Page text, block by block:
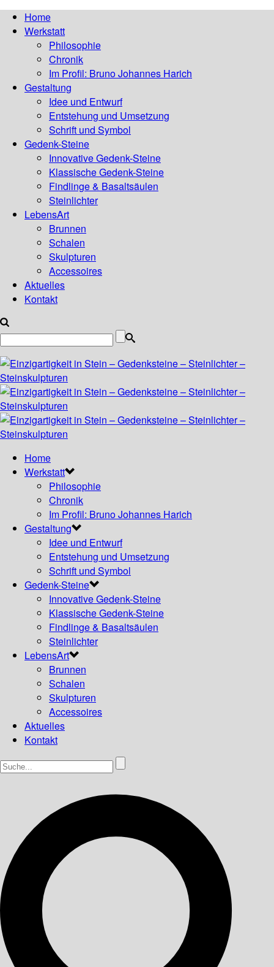
Home
Werkstatt
Philosophie
Chronik
Im Profil: Bruno Johannes Harich
Gestaltung
Idee und Entwurf
Entstehung und Umsetzung
Schrift und Symbol
Gedenk-Steine
Innovative Gedenk-Steine
Klassische Gedenk-Steine
Findlinge & Basaltsäulen
Steinlichter
LebensArt
Brunnen
Schalen
Skulpturen
Accessoires
Aktuelles
Kontakt
Home
Werkstatt
Philosophie
Chronik
Im Profil: Bruno Johannes Harich
Gestaltung
Idee und Entwurf
Entstehung und Umsetzung
Schrift und Symbol
Gedenk-Steine
Innovative Gedenk-Steine
Klassische Gedenk-Steine
Findlinge & Basaltsäulen
Steinlichter
LebensArt
Brunnen
Schalen
Skulpturen
Accessoires
Aktuelles
Kontakt